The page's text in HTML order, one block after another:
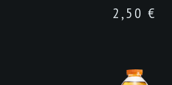
2,50 €